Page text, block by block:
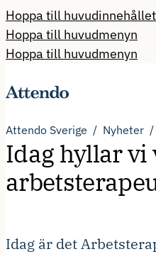
Hoppa till huvudinnehållet
Hoppa till huvudmenyn
Hoppa till huvudmenyn
Attendo Sverige Nyheter
Idag hyllar vi
Idag är det